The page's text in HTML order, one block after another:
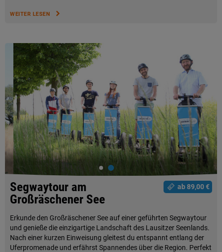
WEITER LESEN
ab 89,00 €
Segwaytour am
Großräschener See
Erkunde den Großräschener See auf einer geführten Segwaytour
und genieße die einzigartige Landschaft des Lausitzer Seenlands.
Nach einer kurzen Einweisung gleitest du entspannt entlang der
Uferpromenade und erfährst Spannendes über die Region. Perfekt